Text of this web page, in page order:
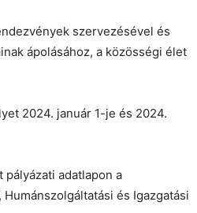
szervezésével és
ápolásához, a közösségi élet
2024. január 1-je és 2024.
adatlapon a
és Igazgatási